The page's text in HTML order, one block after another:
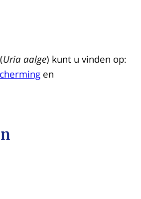
Uria aalge) kunt u vinden op:
en